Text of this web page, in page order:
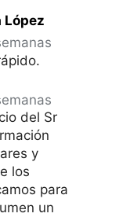
López
del Sr
y
los
para
un